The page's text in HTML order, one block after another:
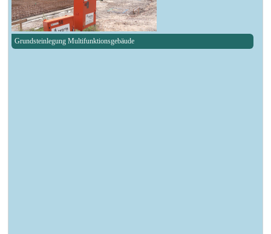
Grundsteinlegung Multifunktionsgebäude